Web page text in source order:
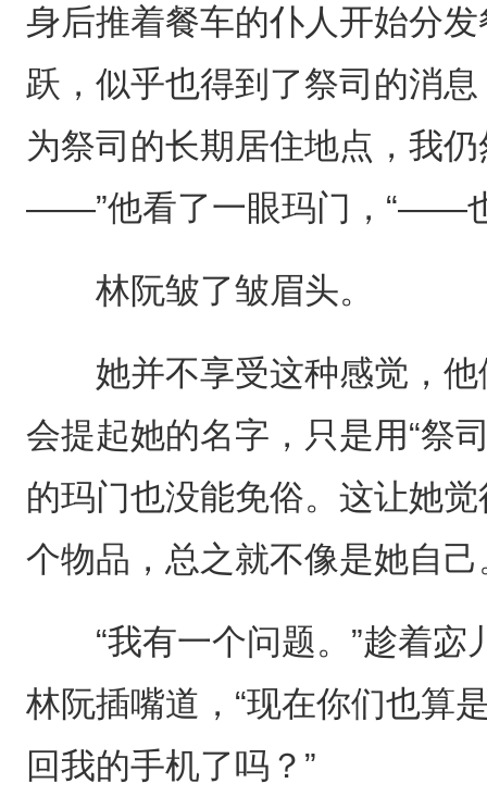
身后推着餐车的仆人开始分
跃，似乎也得到了祭司的消
为祭司的长期居住地点，我
——”他看了一眼玛门，“——
林阮皱了皱眉头。
她并不享受这种感觉，他
会提起她的名字，只是用“祭
的玛门也没能免俗。这让她
个物品，总之就不像是她自己
“我有一个问题。”趁着宓
林阮插嘴道，“现在你们也算
回我的手机了吗？”